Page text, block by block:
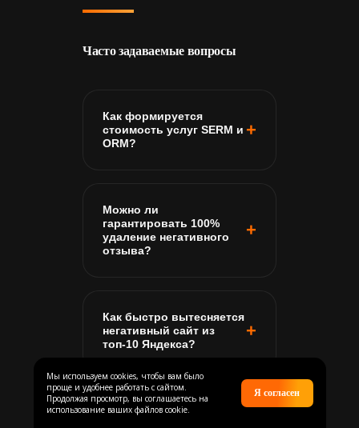
Часто задаваемые вопросы
Как формируется
стоимость услуг SERM и
ORM?
Можно ли
гарантировать 100%
удаление негативного
отзыва?
Как быстро вытесняется
негативный сайт из
топ-10 Яндекса?
Безопасно ли
Мы используем cookies, чтобы вам было
проще и удобнее работать с сайтом.
Продолжая просмотр, вы соглашаетесь на
использование ваших файлов cookie.
Я согласен